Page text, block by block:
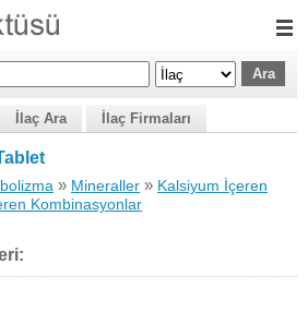
İlaç Ara İlaç Firmaları
» Mineraller » Kalsiyum İçeren
Kombinasyonlar